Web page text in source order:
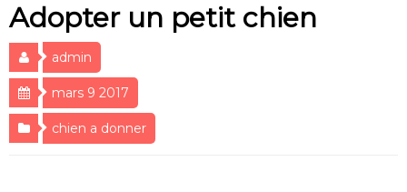
Adopter un petit chien
admin
mars 9 2017
chien a donner